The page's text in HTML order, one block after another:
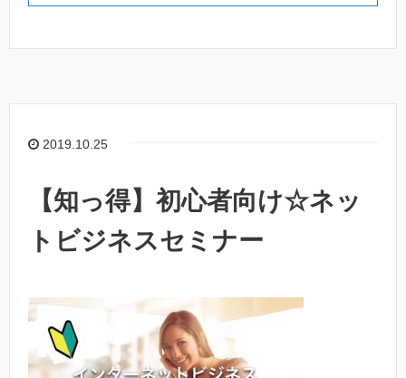
2019.10.25
【知っ得】初心者向け☆ネッ
トビジネスセミナー